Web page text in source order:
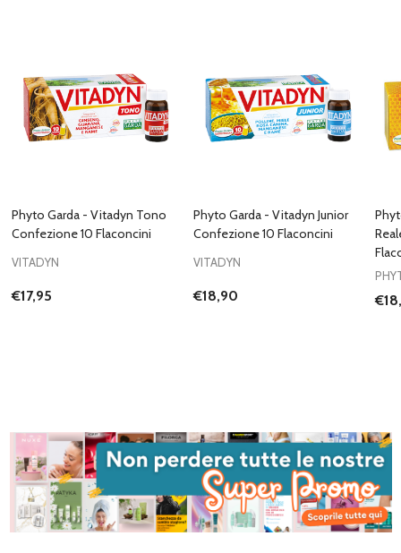
Phyto Garda - Vitadyn Tono
Confezione 10 Flaconcini
VITADYN
€17,95
Phyto Garda - Vitadyn Junior
Confezione 10 Flaconcini
VITADYN
€18,90